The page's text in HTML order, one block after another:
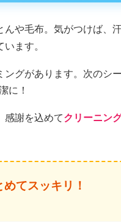
や毛布。気がつけば、
ます。
グがあります。次のシ
に！
感謝を込めてクリーニン
てスッキリ！